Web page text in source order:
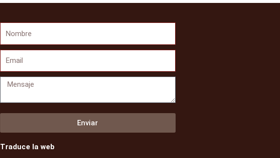
Email
Mensaje
Enviar
Traduce la web